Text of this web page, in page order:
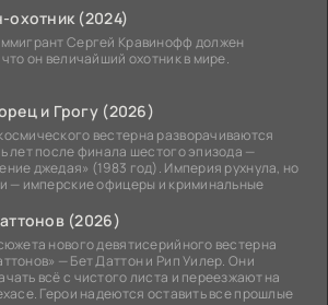
охотник (2024)
Сергей Кравинофф должен
он величайший охотник в мире.
и Грогу (2026)
вестерна разворачиваются
лет после финала шестого эпизода —
джедая» (1983 год). Империя рухнула, но
— имперские офицеры и криминальные
(2026)
нового девятисерийного вестерна
— Бет Даттон и Рип Уилер. Они
всё с чистого листа и переезжают на
Герои надеются оставить все прошлые